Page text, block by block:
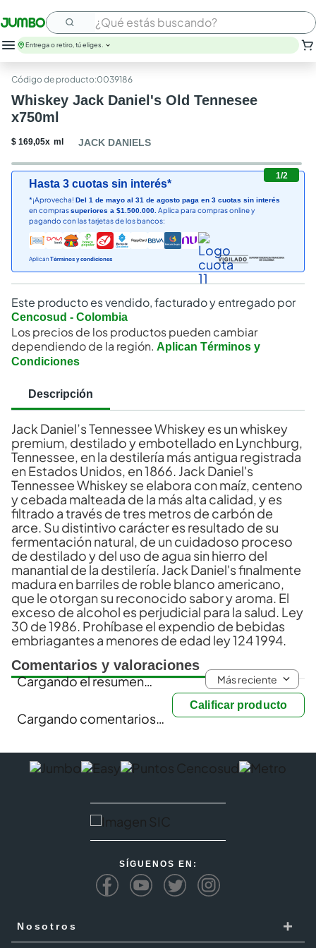
¿Qué estás buscando?
Entrega o retiro, tú eliges.
:0039186
Whiskey Jack Daniel's Old Tennesee
x750ml
$ 169,05x ml JACK DANIELS
1/2
Hasta 3 cuotas sin interés*
*¡Aprovecha! Del 1 de mayo al 31 de agosto paga en 3 cuotas sin interés
en comprassuperiores a $1.500.000. Aplica para compras online y
pagando con las tarjetas de los bancos:
Aplican Términos y condiciones
Este producto es vendido, facturado y entregado por
Cencosud - Colombia
Los precios de los productos pueden cambiar
dependiendo de la región. Aplican Términos y
Condiciones
Descripción
Jack Daniel’s Tennessee Whiskey es un whiskey
premium, destilado y embotellado en Lynchburg,
Tennessee, en la destilería más antigua registrada
en Estados Unidos, en 1866. Jack Daniel's
Tennessee Whiskey se elabora con maíz, centeno
y cebada malteada de la más alta calidad, y es
filtrado a través de tres metros de carbón de
arce. Su distintivo carácter es resultado de su
fermentación natural, de un cuidadoso proceso
de destilado y del uso de agua sin hierro del
manantial de la destilería. Jack Daniel's finalmente
madura en barriles de roble blanco americano,
que le otorgan su reconocido sabor y aroma. El
exceso de alcohol es perjudicial para la salud. Ley
30 de 1986. Prohíbase el expendio de bebidas
embriagantes a menores de edad ley 124 1994.
Comentarios y valoraciones
Calificar producto
Cargando el resumen… Más reciente
Cargando comentarios…
SÍGUENOS EN:
Nosotros +